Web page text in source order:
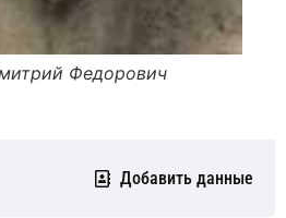
Федорович
Добавить данные